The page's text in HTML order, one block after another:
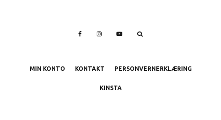
MIN KONTO KONTAKT PERSONVERNERKLÆRING
KINSTA